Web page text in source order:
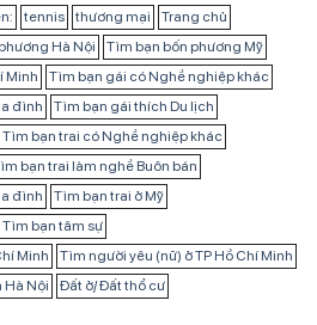
đình
Tìm bạn gái thích Du lịch
Tìm bạn trai có Nghề nghiệp khác
bạn trai làm nghề Buôn bán
đình
Tìm bạn trai ở Mỹ
Tìm bạn tâm sự
Minh
Tìm người yêu (nữ) ở TP Hồ Chí Minh
Nội Đất ở/ Đất thổ cư